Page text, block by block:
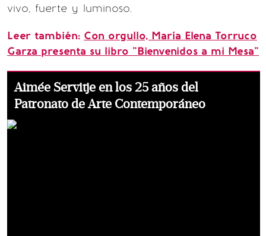
vivo, fuerte y luminoso.
Leer también: Con orgullo, María Elena Torruco
Garza presenta su libro "Bienvenidos a mi Mesa"
Aimée Servitje en los 25 años del
Patronato de Arte Contemporáneo